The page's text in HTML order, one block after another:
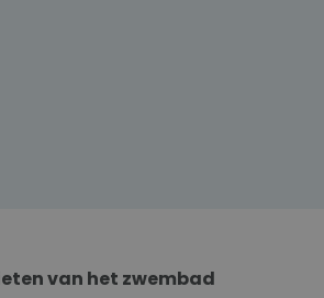
van het zwembad